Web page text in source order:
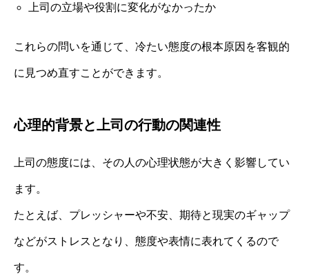
上司の立場や役割に変化がなかったか
これらの問いを通じて、冷たい態度の根本原因を客観的
に見つめ直すことができます。
心理的背景と上司の行動の関連性
上司の態度には、その人の心理状態が大きく影響してい
ます。
たとえば、プレッシャーや不安、期待と現実のギャップ
などがストレスとなり、態度や表情に表れてくるので
す。